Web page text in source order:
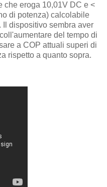
che eroga 10,01V DC e <
di potenza) calcolabile
Il dispositivo sembra aver
del tempo di
a COP attuali superi di
rispetto a quanto sopra.